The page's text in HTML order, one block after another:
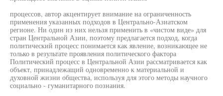
процессов, автор акцентирует внимание на ограниченность
применения указанных подходов в Центрально-Азиатском
регионе. Ни один из них нельзя применить в «чистом виде» для
стран Центральной Азии, поэтому предлагается подход, когда
политический процесс понимается как явление, возникающее не
только в результате проявления политического фактора
Политический процесс в Центральной Азии рассматривается как
объект, принадлежащий одновременно к материальной и
духовной жизни общества, используя для этого методы научного
социально - гуманитарного познания.